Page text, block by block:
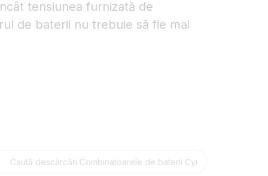
tensiunea furnizată de
de baterii nu trebuie să fie mai